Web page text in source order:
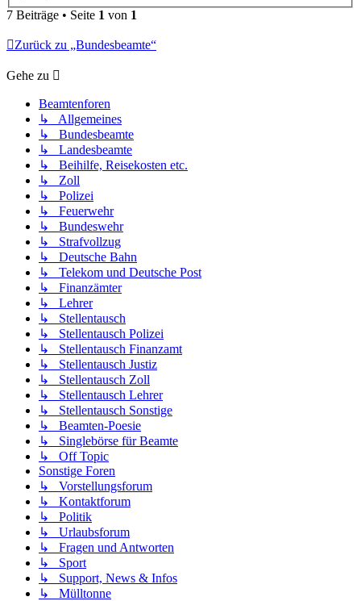
7 Beiträge • Seite 1 von 1
Zurück zu „Bundesbeamte“
Gehe zu
Beamtenforen
↳ Allgemeines
↳ Bundesbeamte
↳ Landesbeamte
↳ Beihilfe, Reisekosten etc.
↳ Zoll
↳ Polizei
↳ Feuerwehr
↳ Bundeswehr
↳ Strafvollzug
↳ Deutsche Bahn
↳ Telekom und Deutsche Post
↳ Finanzämter
↳ Lehrer
↳ Stellentausch
↳ Stellentausch Polizei
↳ Stellentausch Finanzamt
↳ Stellentausch Justiz
↳ Stellentausch Zoll
↳ Stellentausch Lehrer
↳ Stellentausch Sonstige
↳ Beamten-Poesie
↳ Singlebörse für Beamte
↳ Off Topic
Sonstige Foren
↳ Vorstellungsforum
↳ Kontaktforum
↳ Politik
↳ Urlaubsforum
↳ Fragen und Antworten
↳ Sport
↳ Support, News & Infos
↳ Mülltonne